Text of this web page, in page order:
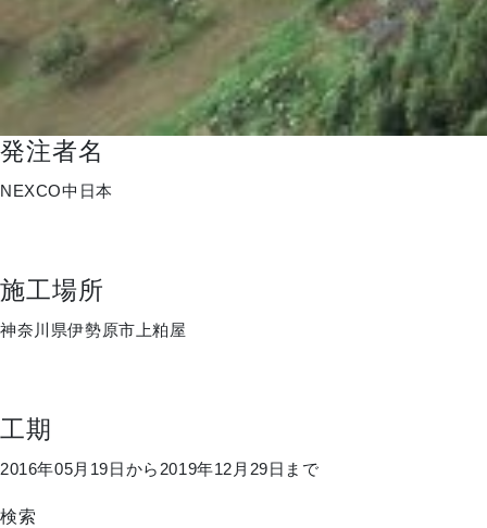
発注者名
NEXCO中日本
施工場所
神奈川県伊勢原市上粕屋
工期
2016年05月19日から2019年12月29日まで
検索